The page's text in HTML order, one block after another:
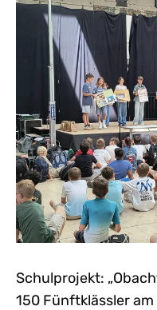
Schulprojekt:
150 Fünftklässler